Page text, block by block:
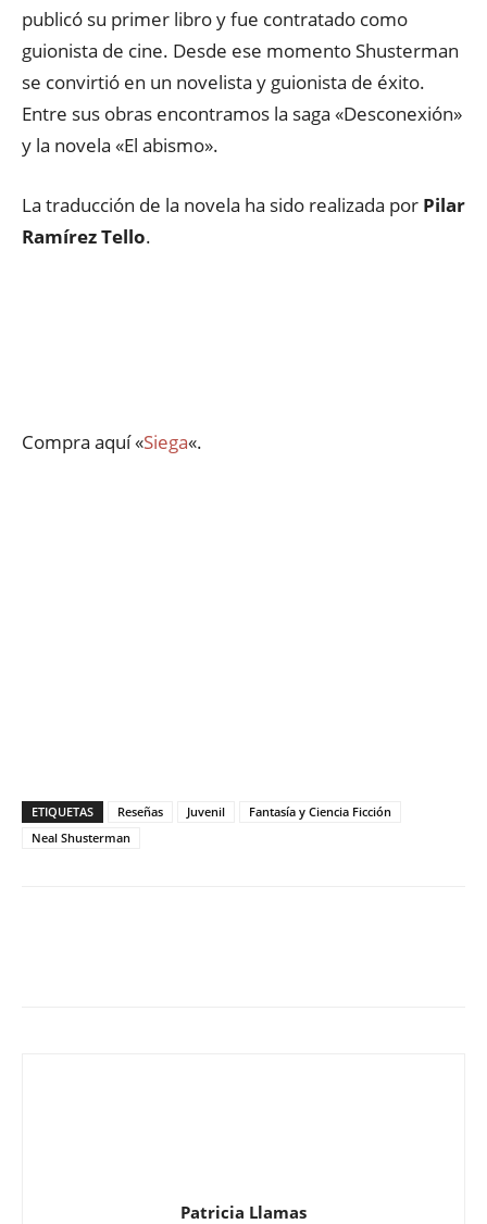
publicó su primer libro y fue contratado como
guionista de cine. Desde ese momento Shusterman
se convirtió en un novelista y guionista de éxito.
Entre sus obras encontramos la saga «Desconexión»
y la novela «El abismo».
La traducción de la novela ha sido realizada por Pilar
Ramírez Tello.
Compra aquí «Siega«.
ETIQUETAS Reseñas Juvenil
Fantasía y Ciencia Ficción
Neal Shusterman
Patricia Llamas